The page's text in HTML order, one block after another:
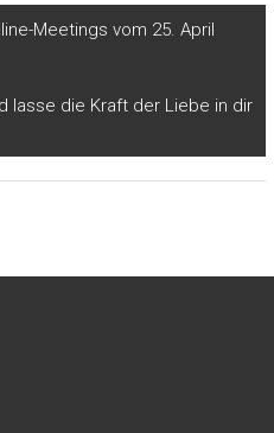
Meetings vom 25. April
lasse die Kraft der Liebe in dir